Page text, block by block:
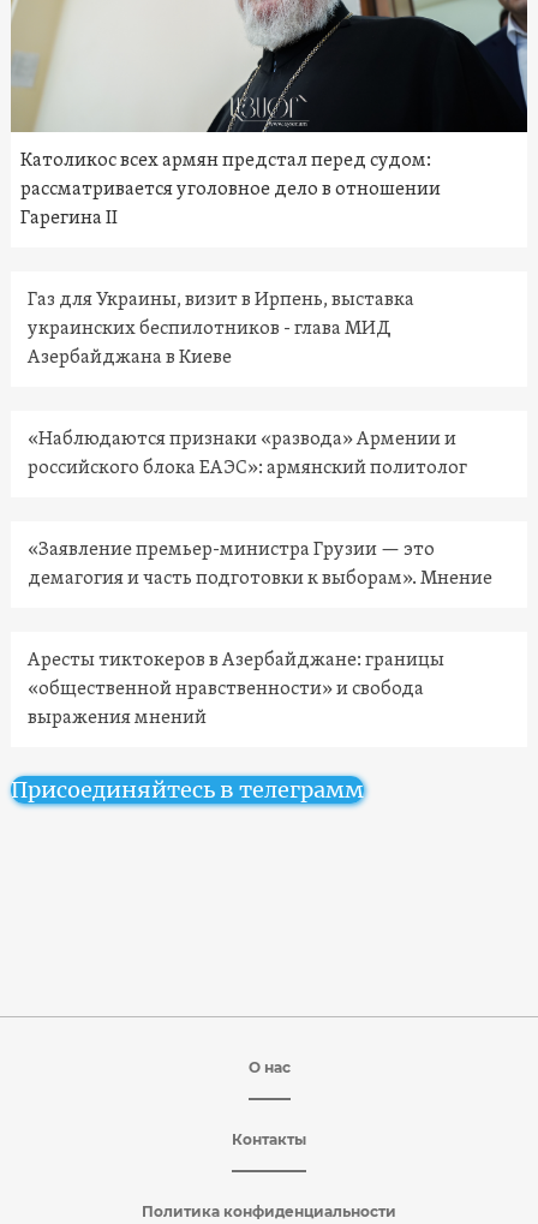
Католикос всех армян предстал перед судом:
рассматривается уголовное дело в отношении
Гарегина II
Газ для Украины, визит в Ирпень, выставка
украинских беспилотников - глава МИД
Азербайджана в Киеве
«Наблюдаются признаки «развода» Армении и
российского блока ЕАЭС»: армянский политолог
«Заявление премьер-министра Грузии — это
демагогия и часть подготовки к выборам». Мнение
Аресты тиктокеров в Азербайджане: границы
«общественной нравственности» и свобода
выражения мнений
Присоединяйтесь в телеграмм
О нас
Контакты
Политика конфиденциальности